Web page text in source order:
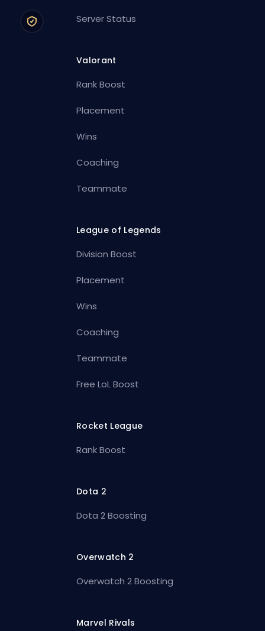
Server Status
Valorant
Rank Boost
Placement
Wins
Coaching
Teammate
League of Legends
Division Boost
Placement
Wins
Coaching
Teammate
Free LoL Boost
Rocket League
Rank Boost
Dota 2
Dota 2 Boosting
Overwatch 2
Overwatch 2 Boosting
Marvel Rivals